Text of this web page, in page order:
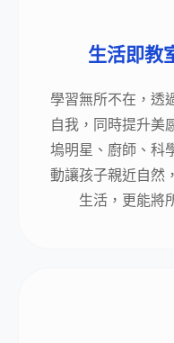
生活即教
學習無所不在，透
自我，同時提升美
塢明星、廚師、科
動讓孩子親近自然
生活，更能將